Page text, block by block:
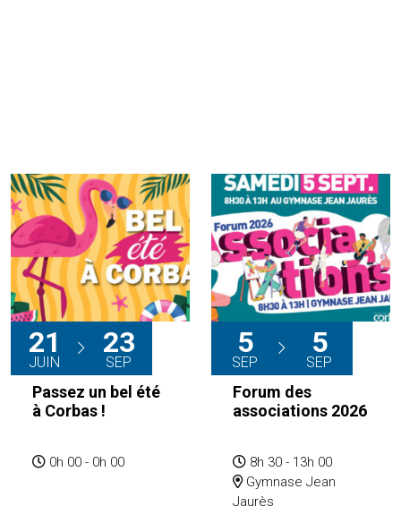
21
JUIN
23
SEP
Passez un bel été
à Corbas !
0h 00 - 0h 00
5
SEP
5
SEP
Forum des
associations 2026
8h 30 - 13h 00
Gymnase Jean
Jaurès